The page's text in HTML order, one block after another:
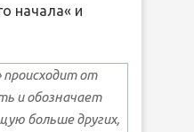
начала« и
происходит от
и обозначает
больше других,